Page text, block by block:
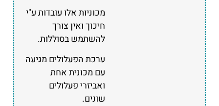
מכוניות אלו עובדות ע"י
חיכוך ואין צורך
להשתמש בסוללות.
ערכת הפעלולים מגיעה
עם מכונית אחת
ואביזרי פעלולים
שונים.